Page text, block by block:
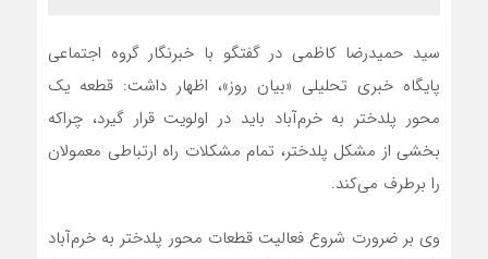
سید حمیدرضا کاظمی در گفتگو با خبرنگار گروه اجتماعی
پایگاه خبری تحلیلی «بیان روز»، اظهار داشت: قطعه یک
محور پلدختر به خرم‌آباد باید در اولویت قرار گیرد، چراکه
بخشی از مشکل پلدختر، تمام مشکلات راه ارتباطی معمولان
را برطرف می‌کند.
وی بر ضرورت شروع فعالیت قطعات محور پلدختر به خرم‌آباد